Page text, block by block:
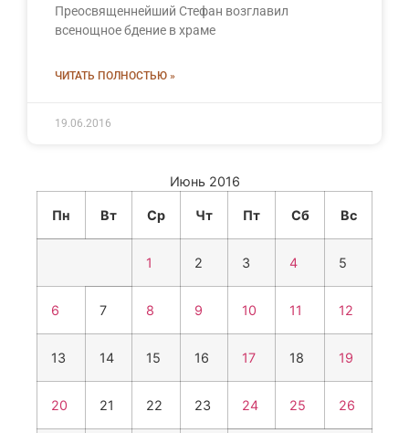
Преосвященнейший Стефан возглавил
всенощное бдение в храме
ЧИТАТЬ ПОЛНОСТЬЮ »
19.06.2016
Июнь 2016
Пн Вт Ср Чт Пт Сб Вс
1 2 3 4 5
6 7 8 9 10 11 12
13 14 15 16 17 18 19
20 21 22 23 24 25 26